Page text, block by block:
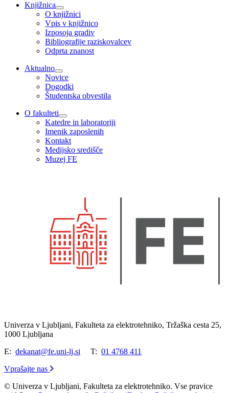
Knjižnica
O knjižnici
Vpis v knjižnico
Izposoja gradiv
Bibliografije raziskovalcev
Odprta znanost
Aktualno
Novice
Dogodki
Študentska obvestila
O fakulteti
Katedre in laboratoriji
Imenik zaposlenih
Kontakt
Medijsko središče
Muzej FE
Univerza v Ljubljani, Fakulteta za elektrotehniko, Tržaška cesta 25,
1000 Ljubljana
E: dekanat@fe.uni-lj.si T: 01 4768 411
Vprašajte nas
© Univerza v Ljubljani, Fakulteta za elektrotehniko. Vse pravice